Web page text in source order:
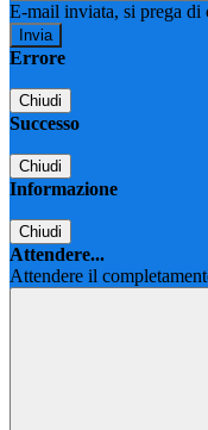
E-mail inviata, si prega di
Errore
Chiudi
Successo
Chiudi
Informazione
Chiudi
Attendere...
Attendere il